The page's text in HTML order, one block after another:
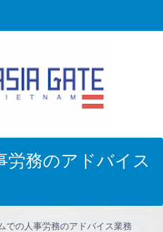
労務のアドバイス
での人事労務のアドバイス業務